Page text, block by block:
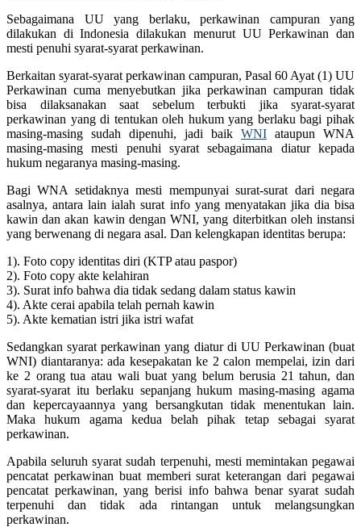
Sebagaimana UU yang berlaku, perkawinan campuran yang
dilakukan di Indonesia dilakukan menurut UU Perkawinan dan
mesti penuhi syarat-syarat perkawinan.
Berkaitan syarat-syarat perkawinan campuran, Pasal 60 Ayat (1) UU
Perkawinan cuma menyebutkan jika perkawinan campuran tidak
bisa dilaksanakan saat sebelum terbukti jika syarat-syarat
perkawinan yang di tentukan oleh hukum yang berlaku bagi pihak
masing-masing sudah dipenuhi, jadi baik WNI ataupun WNA
masing-masing mesti penuhi syarat sebagaimana diatur kepada
hukum negaranya masing-masing.
Bagi WNA setidaknya mesti mempunyai surat-surat dari negara
asalnya, antara lain ialah surat info yang menyatakan jika dia bisa
kawin dan akan kawin dengan WNI, yang diterbitkan oleh instansi
yang berwenang di negara asal. Dan kelengkapan identitas berupa:
1). Foto copy identitas diri (KTP atau paspor)
2). Foto copy akte kelahiran
3). Surat info bahwa dia tidak sedang dalam status kawin
4). Akte cerai apabila telah pernah kawin
5). Akte kematian istri jika istri wafat
Sedangkan syarat perkawinan yang diatur di UU Perkawinan (buat
WNI) diantaranya: ada kesepakatan ke 2 calon mempelai, izin dari
ke 2 orang tua atau wali buat yang belum berusia 21 tahun, dan
syarat-syarat itu berlaku sepanjang hukum masing-masing agama
dan kepercayaannya yang bersangkutan tidak menentukan lain.
Maka hukum agama kedua belah pihak tetap sebagai syarat
perkawinan.
Apabila seluruh syarat sudah terpenuhi, mesti memintakan pegawai
pencatat perkawinan buat memberi surat keterangan dari pegawai
pencatat perkawinan, yang berisi info bahwa benar syarat sudah
terpenuhi dan tidak ada rintangan untuk melangsungkan
perkawinan.